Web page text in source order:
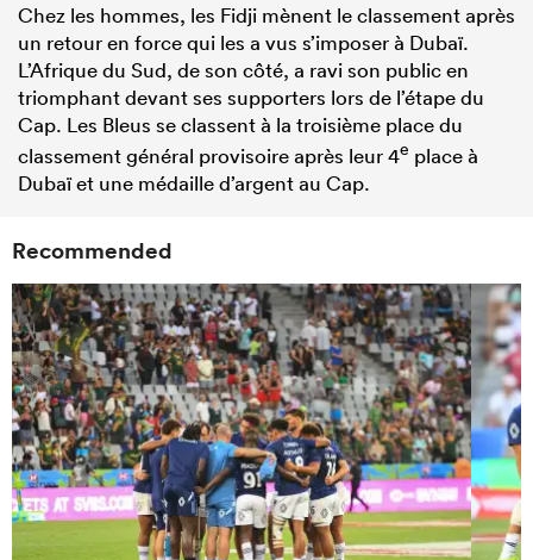
Chez les hommes, les Fidji mènent le classement après
un retour en force qui les a vus s’imposer à Dubaï.
L’Afrique du Sud, de son côté, a ravi son public en
triomphant devant ses supporters lors de l’étape du
Cap. Les Bleus se classent à la troisième place du
classement général provisoire après leur 4e place à
Dubaï et une médaille d’argent au Cap.
Recommended